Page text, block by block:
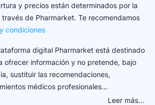
y precios están determinados por la
de Pharmarket. Te recomendamos
condiciones
digital Pharmarket está destinado
ofrecer información y no pretende, bajo
sustituir las recomendaciones,
médicos profesionales...
Leer más...